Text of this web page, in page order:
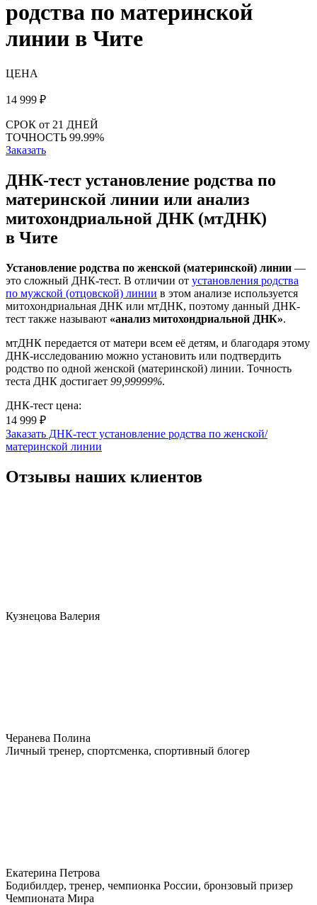
родства по материнской
линии в Чите
ЦЕНА
14 999 ₽
СРОК от 21 ДНЕЙ
ТОЧНОСТЬ 99.99%
Заказать
ДНК-тест установление родства по
материнской линии или анализ
митохондриальной ДНК (мтДНК)
в Чите
Установление родства по женской (материнской) линии —
это сложный ДНК-тест. В отличии от установления родства
по мужской (отцовской) линии в этом анализе используется
митохондриальная ДНК или мтДНК, поэтому данный ДНК-
тест также называют «анализ митохондриальной ДНК».
мтДНК передается от матери всем её детям, и благодаря этому
ДНК-исследованию можно установить или подтвердить
родство по одной женской (материнской) линии. Точность
теста ДНК достигает 99,99999%.
ДНК-тест цена:
14 999 ₽
Заказать ДНК-тест установление родства по женской/
материнской линии
Отзывы наших клиентов
Кузнецова Валерия
Черанева Полина
Личный тренер, спортсменка, спортивный блогер
Екатерина Петрова
Бодибилдер, тренер, чемпионка России, бронзовый призер
Чемпионата Мира